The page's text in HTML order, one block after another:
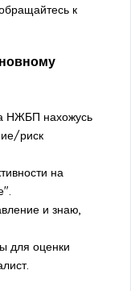
к
НЖБП нахожусь
риск
на
и знаю,
для оценки